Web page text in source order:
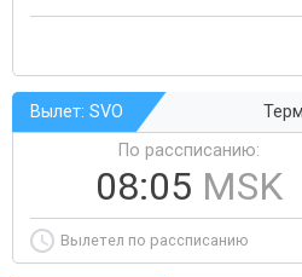
Вылет: SVO
По рассписанию:
08:05 MSK
Вылетел по рассписанию